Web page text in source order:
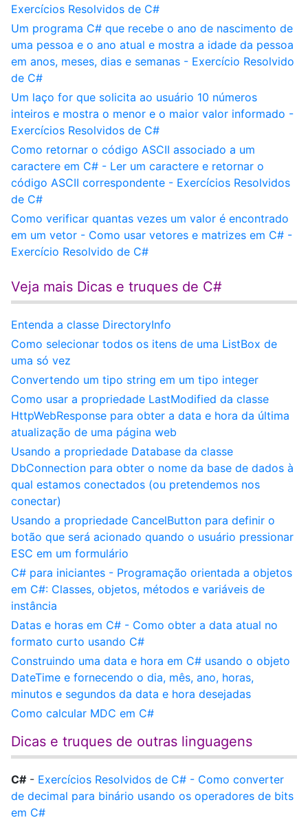
Exercícios Resolvidos de C#
Um programa C# que recebe o ano de nascimento de
uma pessoa e o ano atual e mostra a idade da pessoa
em anos, meses, dias e semanas - Exercício Resolvido
de C#
Um laço for que solicita ao usuário 10 números
inteiros e mostra o menor e o maior valor informado -
Exercícios Resolvidos de C#
Como retornar o código ASCII associado a um
caractere em C# - Ler um caractere e retornar o
código ASCII correspondente - Exercícios Resolvidos
de C#
Como verificar quantas vezes um valor é encontrado
em um vetor - Como usar vetores e matrizes em C# -
Exercício Resolvido de C#
Veja mais Dicas e truques de C#
Entenda a classe DirectoryInfo
Como selecionar todos os itens de uma ListBox de
uma só vez
Convertendo um tipo string em um tipo integer
Como usar a propriedade LastModified da classe
HttpWebResponse para obter a data e hora da última
atualização de uma página web
Usando a propriedade Database da classe
DbConnection para obter o nome da base de dados à
qual estamos conectados (ou pretendemos nos
conectar)
Usando a propriedade CancelButton para definir o
botão que será acionado quando o usuário pressionar
ESC em um formulário
C# para iniciantes - Programação orientada a objetos
em C#: Classes, objetos, métodos e variáveis de
instância
Datas e horas em C# - Como obter a data atual no
formato curto usando C#
Construindo uma data e hora em C# usando o objeto
DateTime e fornecendo o dia, mês, ano, horas,
minutos e segundos da data e hora desejadas
Como calcular MDC em C#
Dicas e truques de outras linguagens
C# - Exercícios Resolvidos de C# - Como converter
de decimal para binário usando os operadores de bits
em C#